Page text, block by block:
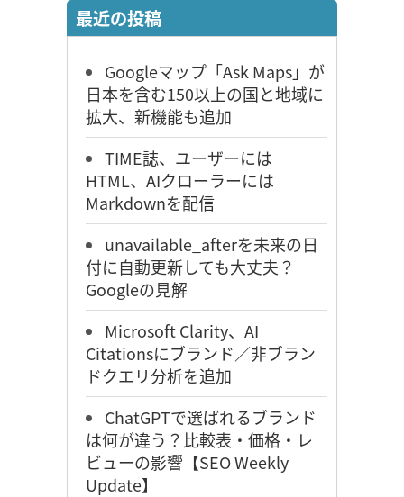
最近の投稿
Googleマップ「Ask Maps」が
日本を含む150以上の国と地域に
拡大、新機能も追加
TIME誌、ユーザーには
HTML、AIクローラーには
Markdownを配信
unavailable_afterを未来の日
付に自動更新しても大丈夫？
Googleの見解
Microsoft Clarity、AI
Citationsにブランド／非ブラン
ドクエリ分析を追加
ChatGPTで選ばれるブランド
は何が違う？比較表・価格・レ
ビューの影響【SEO Weekly
Update】